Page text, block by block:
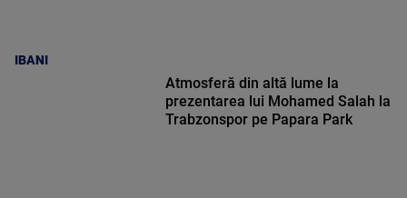
IBANI
Atmosferă din altă lume la
prezentarea lui Mohamed Salah la
Trabzonspor pe Papara Park